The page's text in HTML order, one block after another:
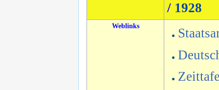
/ 1928
Weblinks